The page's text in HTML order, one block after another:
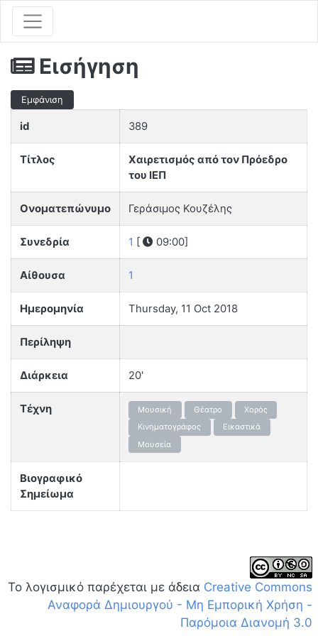
Εισήγηση
Εμφάνιση
id 389
Τίτλος
Χαιρετισμός από τον Πρόεδρο
του ΙΕΠ
Ονοματεπώνυμο Γεράσιμος Κουζέλης
Συνεδρία 1 [ 09:00]
Αίθουσα 1
Ημερομηνία Thursday, 11 Oct 2018
Περίληψη
Διάρκεια 20'
Τέχνη Μουσική Θέατρο
Χορός
Κινηματογράφος
Εικαστικά
Μουσεία
Βιογραφικό
Σημείωμα
Το λογισμικό παρέχεται με άδεια Creative Commons
Αναφορά Δημιουργού - Μη Εμπορική Χρήση -
Παρόμοια Διανομή 3.0